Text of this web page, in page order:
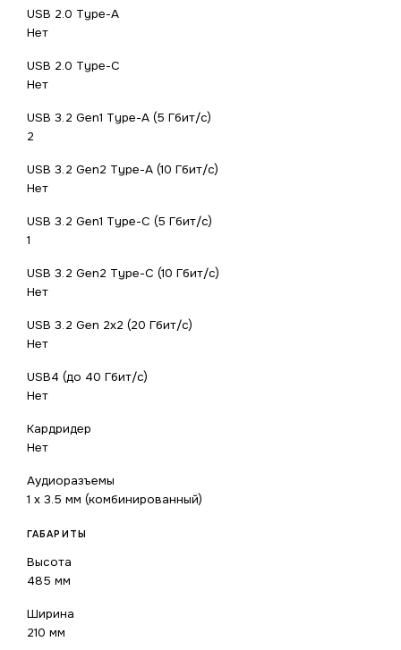
USB 2.0 Type-A
Нет
USB 2.0 Type-С
Нет
USB 3.2 Gen1 Type-A (5 Гбит/с)
2
USB 3.2 Gen2 Type-A (10 Гбит/с)
Нет
USB 3.2 Gen1 Type-C (5 Гбит/с)
1
USB 3.2 Gen2 Type-C (10 Гбит/с)
Нет
USB 3.2 Gen 2x2 (20 Гбит/с)
Нет
USB4 (до 40 Гбит/с)
Нет
Кардридер
Нет
Аудиоразъемы
1 x 3.5 мм (комбинированный)
ГАБАРИТЫ
Высота
485 мм
Ширина
210 мм